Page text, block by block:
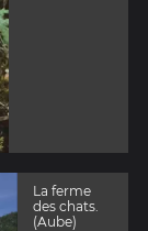
La ferme
des chats.
(Aube)